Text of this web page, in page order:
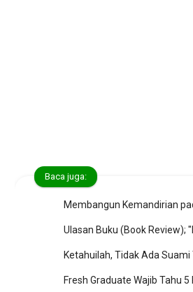
Baca juga:
Ketahuilah, Tidak Ada Suami